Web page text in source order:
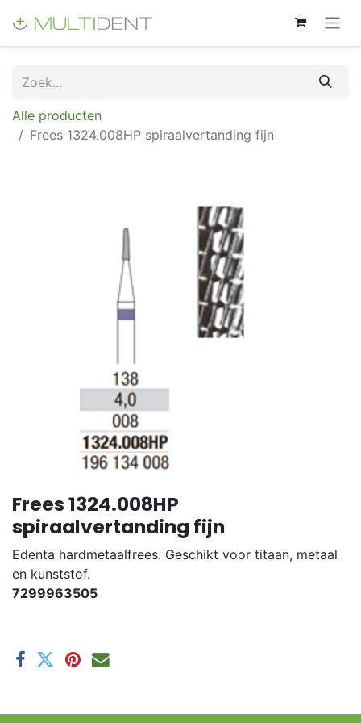
Alle producten
Frees 1324.008HP spiraalvertanding fijn
Frees 1324.008HP
spiraalvertanding fijn
Edenta hardmetaalfrees. Geschikt voor titaan, metaal
en kunststof.
7299963505